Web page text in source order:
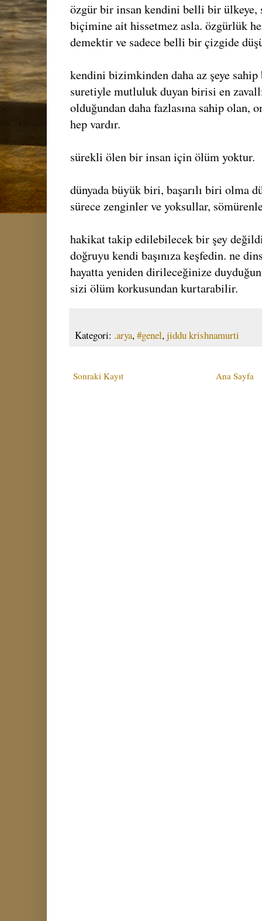
özgür bir insan kendini belli bir ülkeye,
biçimine ait hissetmez asla. özgürlük
demektir ve sadece belli bir çizgide
kendini bizimkinden daha az şeye sahip
suretiyle mutluluk duyan birisi en
olduğundan daha fazlasına sahip olan,
hep vardır.
sürekli ölen bir insan için ölüm yoktur.
dünyada büyük biri, başarılı biri olma
sürece zenginler ve yoksullar,
hakikat takip edilebilecek bir şey
doğruyu kendi başınıza keşfedin. ne
hayatta yeniden dirileceğinize
sizi ölüm korkusundan kurtarabilir.
Kategori: .arya,#genel,jiddu krishnamurti
Sonraki Kayıt Ana Sayfa